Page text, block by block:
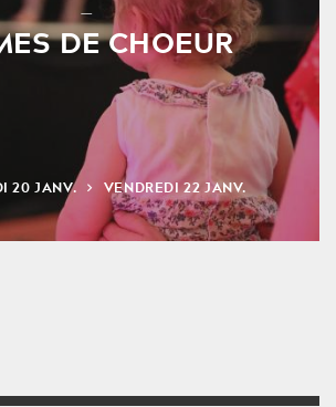
DE CHOEUR
20JANV. VENDREDI22JANV.